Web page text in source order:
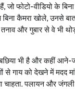
जो फोटो-वीडियो के
बिना कैमरा खोले, उनसे
और गुबार से वे भी
भी है और कहीं
से गाय को देखने में मदद
चाहता. पलायन और